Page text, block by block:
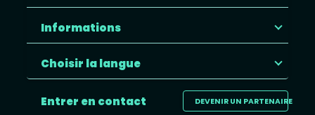
Informations
Choisir la langue
DEVENIR UN PARTENAIRE
Entrer en contact